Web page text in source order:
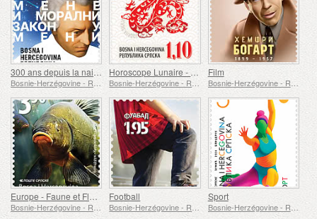
300 ans depuis la naissance d'Emmanuel Kant Horoscope Lunaire - Année du Dragon Film
Bosnie-Herzégovine - République de Srpska
Europe - Faune et Flore Sous-Marines Football Sport
Bosnie-Herzégovine - République de Srpska